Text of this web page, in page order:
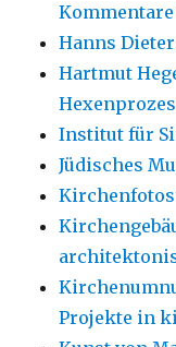
Hanns
Hartmut
Institut für
Jüdisches
Projekte in